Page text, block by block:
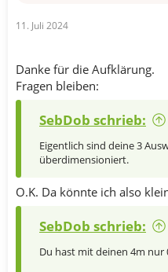
11. Juli 2024
Danke für die Aufklärung.
Fragen bleiben:
SebDob schrieb:
Eigentlich sind deine 3
überdimensioniert.
O.K. Da könnte ich also
SebDob schrieb:
Du hast mit deinen 4m nur